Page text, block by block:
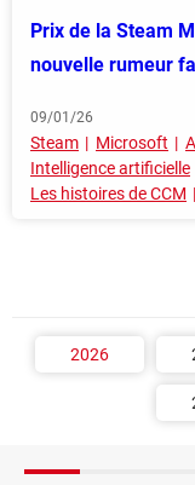
Prix de la Steam
nouvelle rumeur
09/01/26
Steam Microsoft
Intelligence artificielle
Les histoires de CCM
2026